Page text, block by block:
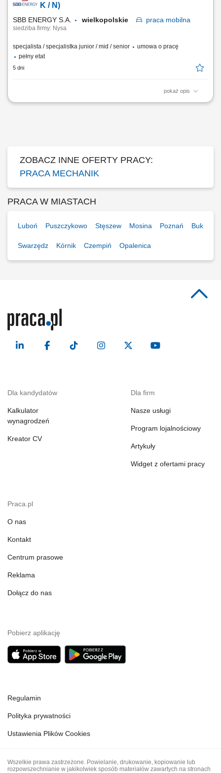
dzień (w zależności od projektu) będzie obejmowała następujące
K / N)
SBB ENERGY S.A. wielkopolskie praca mobilna
siedziba firmy: Nysa
specjalista / specjalistka junior / mid / senior
umowa o pracę
pełny etat
5 dni
pokaż opis
Lokalizacja Obiekty energetyczne i przemysłowe w Polsce oraz za
ZOBACZ INNE OFERTY PRACY:
PRACA MECHANIK
PRACA W MIASTACH
Luboń Puszczykowo Stęszew Mosina Poznań Buk
Swarzędz Kórnik Czempiń Opalenica
Dla kandydatów
Kalkulator
wynagrodzeń
Kreator CV
Dla firm
Nasze usługi
Program lojalnościowy
Artykuły
Widget z ofertami pracy
Praca.pl
O nas
Kontakt
Centrum prasowe
Reklama
Dołącz do nas
Pobierz aplikację
Regulamin
Polityka prywatności
Ustawienia Plików Cookies
Wszelkie prawa zastrzeżone. Powielanie, drukowanie, kopiowanie lub
rozpowszechnianie w jakikolwiek sposób materiałów zawartych na stronach